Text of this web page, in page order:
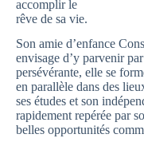
accomplir le
rêve de sa vie.
Son amie d’enfance
envisage d’y parvenir
persévérante, elle se
en parallèle dans des
ses études et son
rapidement repérée par
belles opportunités